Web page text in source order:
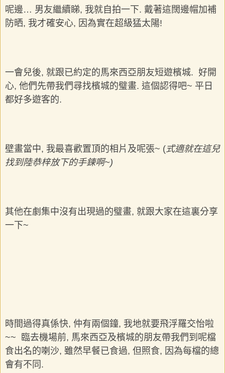
呢邊… 男友繼續睇, 我就自拍一下. 戴著這闊邊帽加補
防晒, 我才確安心, 因為實在超級猛太陽!
一會兒後, 就跟已約定的馬來西亞朋友短遊檳城. 好開
心, 他們先帶我們尋找檳城的璧畫. 這個認得吧~ 平日
都好多遊客的.
壁畫當中, 我最喜歡置頂的相片及呢張~ (式適就在這兒
找到陸恭梓放下的手鍊啊~)
其他在劇集中沒有出現過的璧畫, 就跟大家在這裏分享
一下~
時間過得真係快, 仲有兩個鐘, 我地就要飛浮羅交怡啦
~~ 臨去機場前, 馬來西亞及檳城的朋友帶我們到呢檔
食出名的喇沙, 雖然早餐已食過, 但照食, 因為每檔的總
會有不同.